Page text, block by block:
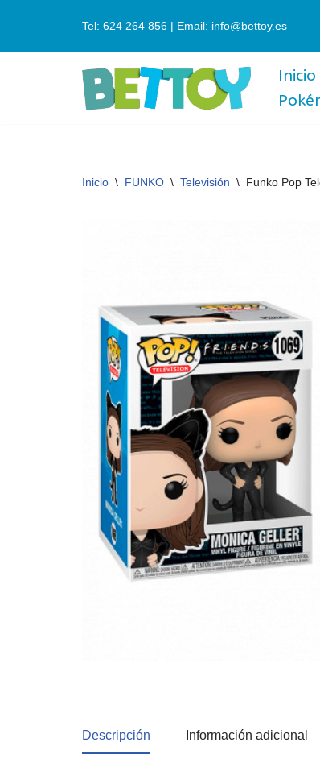
Tel: 624 264 856 | Email: info@bettoy.es
Inicio
Inicio \ FUNKO \ Televisión \ Funko Pop
Descripción Información adicional